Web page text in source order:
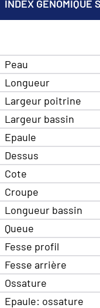
INDEX GÉNOMIQUE
Peau
Longueur
Largeur poitrine
Largeur bassin
Epaule
Dessus
Cote
Croupe
Longueur bassin
Queue
Fesse profil
Fesse arrière
Ossature
Epaule: ossature